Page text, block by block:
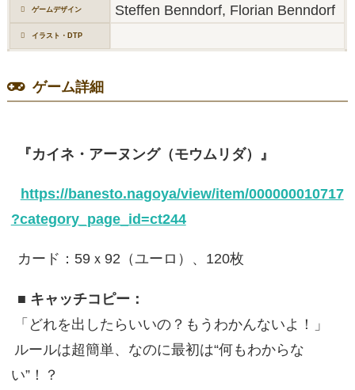
ゲームデザイン Steffen Benndorf, Florian Benndorf
イラスト・DTP
ゲーム詳細
『カイネ・アーヌング（モウムリダ）』
https://banesto.nagoya/view/item/000000010717
?category_page_id=ct244
カード：59ｘ92（ユーロ）、120枚
■ キャッチコピー：
「どれを出したらいいの？もうわかんないよ！」
ルールは超簡単、なのに最初は“何もわからな
い”！？